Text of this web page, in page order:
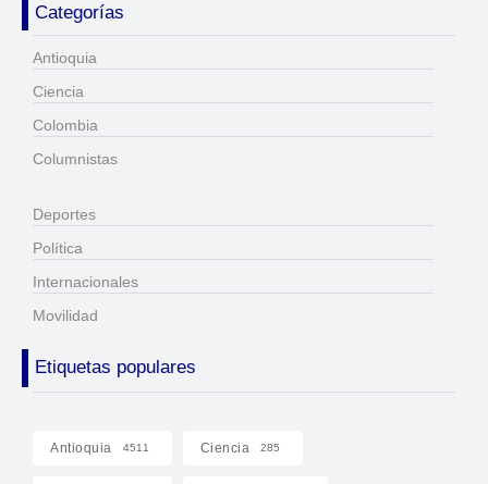
Categorías
Antioquia
Ciencia
Colombia
Columnistas
Deportes
Política
Internacionales
Movilidad
Etiquetas populares
Antioquia 4511 Ciencia 285